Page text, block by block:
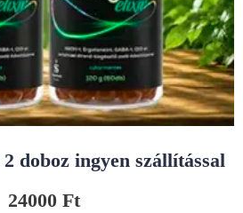
doboz ingyen szállítással
24000 Ft